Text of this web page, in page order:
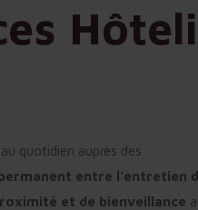
au quotidien auprès des
entre l’entretien
et de bienveillance